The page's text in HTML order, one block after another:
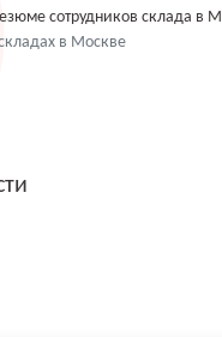
сотрудников склада в
в Москве